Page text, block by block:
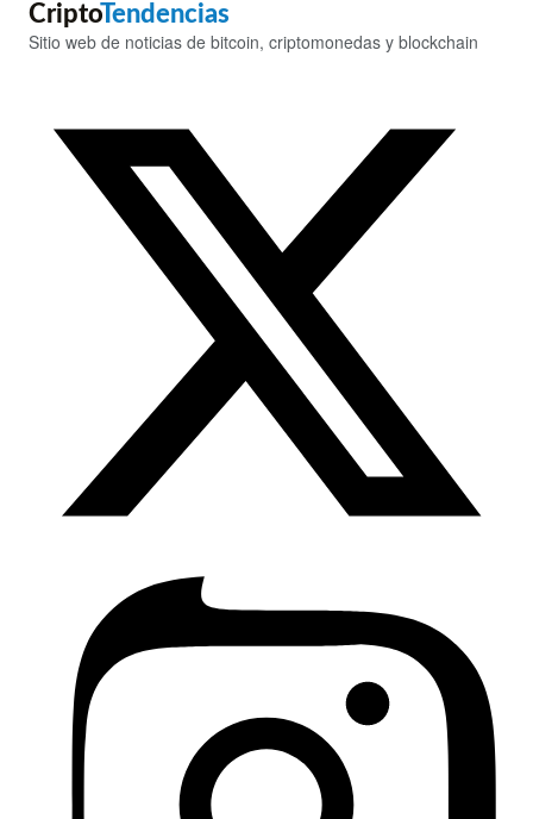
CriptoTendencias
Sitio web de noticias de bitcoin, criptomonedas y blockchain